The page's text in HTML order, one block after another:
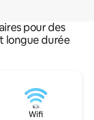
pour des
longue durée
Wifi